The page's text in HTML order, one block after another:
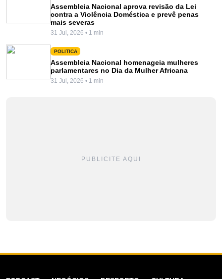
Assembleia Nacional aprova revisão da Lei
contra a Violência Doméstica e prevê penas
mais severas
31 Jul, 2026 • 1 min
POLITICA
Assembleia Nacional homenageia mulheres
parlamentares no Dia da Mulher Africana
31 Jul, 2026 • 1 min
PUBLICITE AQUI